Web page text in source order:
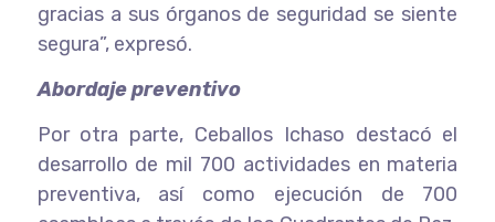
gracias a sus órganos de seguridad se siente
segura”, expresó.
Abordaje preventivo
Por otra parte, Ceballos Ichaso destacó el
desarrollo de mil 700 actividades en materia
preventiva, así como ejecución de 700